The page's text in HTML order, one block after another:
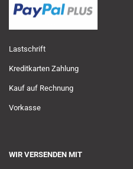
Lastschrift
Kreditkarten Zahlung
Kauf auf Rechnung
Vorkasse
WIR VERSENDEN MIT